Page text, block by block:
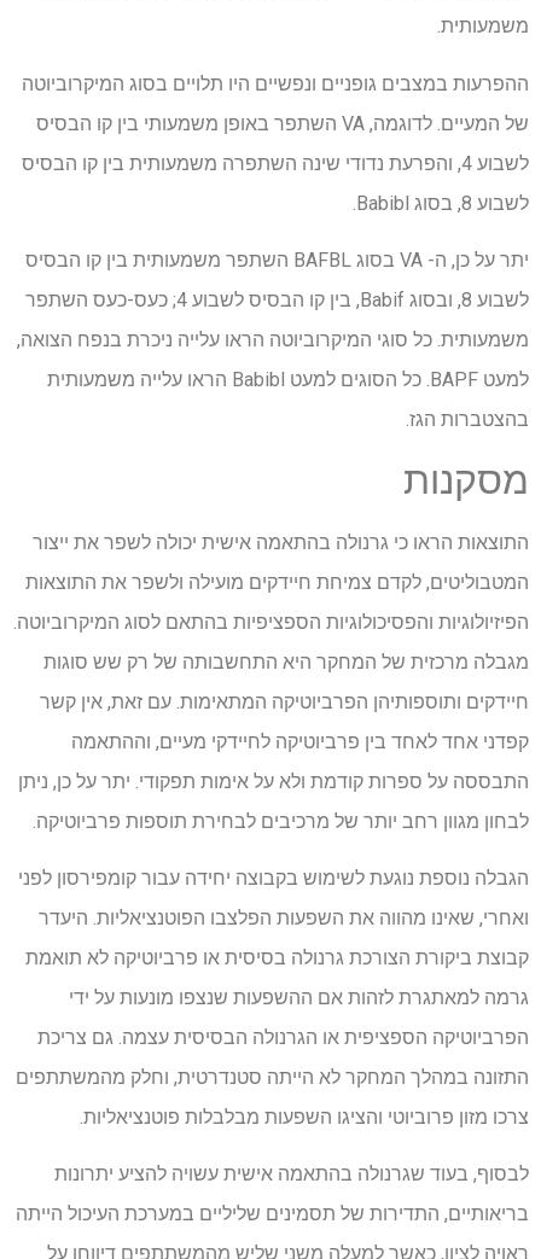
משמעותית.
ההפרעות במצבים גופניים ונפשיים היו תלויים בסוג המיקרוביוטה
של המעיים. לדוגמה, VA השתפר באופן משמעותי בין קו הבסיס
לשבוע 4, והפרעת נדודי שינה השתפרה משמעותית בין קו הבסיס
לשבוע 8, בסוג Babibl.
יתר על כן, ה- VA בסוג BAFBL השתפר משמעותית בין קו הבסיס
לשבוע 8, ובסוג Babif, בין קו הבסיס לשבוע 4; כעס-כעס השתפר
משמעותית. כל סוגי המיקרוביוטה הראו עלייה ניכרת בנפח הצואה,
למעט BAPF. כל הסוגים למעט Babibl הראו עלייה משמעותית
בהצטברות הגז.
מסקנות
התוצאות הראו כי גרנולה בהתאמה אישית יכולה לשפר את ייצור
המטבוליטים, לקדם צמיחת חיידקים מועילה ולשפר את התוצאות
הפיזיולוגיות והפסיכולוגיות הספציפיות בהתאם לסוג המיקרוביוטה.
מגבלה מרכזית של המחקר היא התחשבותה של רק שש סוגות
חיידקים ותוספותיהן הפרביוטיקה המתאימות. עם זאת, אין קשר
קפדני אחד לאחד בין פרביוטיקה לחיידקי מעיים, וההתאמה
התבססה על ספרות קודמת ולא על אימות תפקודי. יתר על כן, ניתן
לבחון מגוון רחב יותר של מרכיבים לבחירת תוספות פרביוטיקה.
הגבלה נוספת נוגעת לשימוש בקבוצה יחידה עבור קומפירסון לפני
ואחרי, שאינו מהווה את השפעות הפלצבו הפוטנציאליות. היעדר
קבוצת ביקורת הצורכת גרנולה בסיסית או פרביוטיקה לא תואמת
גרמה למאתגרת לזהות אם ההשפעות שנצפו מונעות על ידי
הפרביוטיקה הספציפית או הגרנולה הבסיסית עצמה. גם צריכת
התזונה במהלך המחקר לא הייתה סטנדרטית, וחלק מהמשתתפים
צרכו מזון פרוביוטי והציגו השפעות מבלבלות פוטנציאליות.
לבסוף, בעוד שגרנולה בהתאמה אישית עשויה להציע יתרונות
בריאותיים, התדירות של תסמינים שליליים במערכת העיכול הייתה
ראויה לציון, כאשר למעלה משני שליש מהמשתתפים דיווחו על